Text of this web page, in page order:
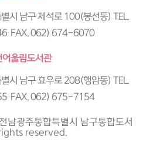
시 남구 제석로 100(봉선동) TEL.
FAX. 062) 674-6070
어울림도서관
시 남구 효우로 208(행암동) TEL.
FAX. 062) 675-7154
광주통합특별시 남구통합도서
reserved.